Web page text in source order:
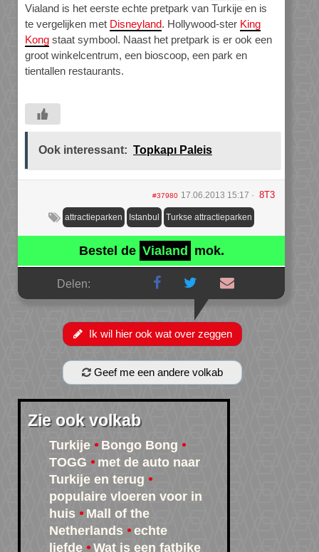
Vialand is het eerste echte pretpark van Turkije en is
te vergelijken met Disneyland. Hollywood-ster King
Kong staat symbool. Naast het pretpark is er ook een
groot winkelcentrum, een bioscoop, een park en
tientallen restaurants.
Ook interessant: Topkapı Paleis
#37980 17.06.2013 15:17 8T3
attractieparken Istanbul Turkse attractieparken
Bestel de Vialand mok.
Delen:
Ik wil hier ook wat over zeggen
Geef me een andere volkab
Zie ook volkab
Turkije
Bongo Bong
TOGG
met de auto naar
Turkije en terug
populaire vloeren voor in
huis
Mall of the
Netherlands
echte
liefde
Wat is een fatbike